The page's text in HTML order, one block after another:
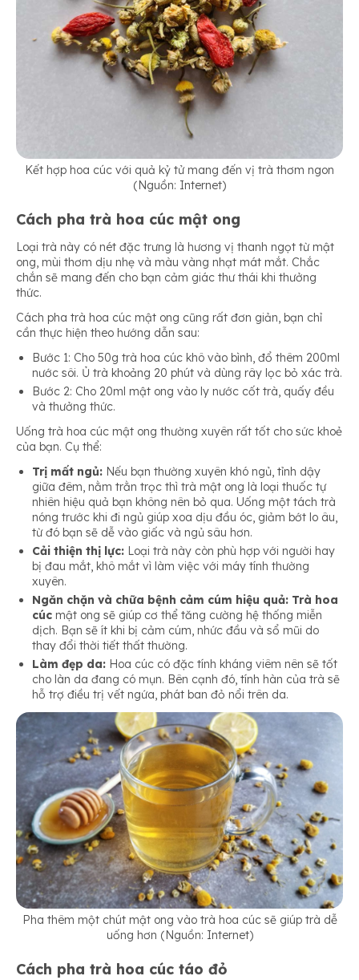
Kết hợp hoa cúc với quả kỷ tử mang đến vị trà thơm ngon
(Nguồn: Internet)
Cách pha trà hoa cúc mật ong
Loại trà này có nét đặc trưng là hương vị thanh ngọt từ mật
ong, mùi thơm dịu nhẹ và màu vàng nhạt mát mắt. Chắc
chắn sẽ mang đến cho bạn cảm giác thư thái khi thưởng
thức.
Cách pha trà hoa cúc mật ong cũng rất đơn giản, bạn chỉ
cần thực hiện theo hướng dẫn sau:
Bước 1: Cho 50g trà hoa cúc khô vào bình, đổ thêm 200ml
nước sôi. Ủ trà khoảng 20 phút và dùng rây lọc bỏ xác trà.
Bước 2: Cho 20ml mật ong vào ly nước cốt trà, quấy đều
và thưởng thức.
Uống trà hoa cúc mật ong thường xuyên rất tốt cho sức khoẻ
của bạn. Cụ thể:
Trị mất ngủ: Nếu bạn thường xuyên khó ngủ, tỉnh dậy
giữa đêm, nằm trằn trọc thì trà mật ong là loại thuốc tự
nhiên hiệu quả bạn không nên bỏ qua. Uống một tách trà
nóng trước khi đi ngủ giúp xoa dịu đầu óc, giảm bớt lo âu,
từ đó bạn sẽ dễ vào giấc và ngủ sâu hơn.
Cải thiện thị lực: Loại trà này còn phù hợp với người hay
bị đau mắt, khô mắt vì làm việc với máy tính thường
xuyên.
Ngăn chặn và chữa bệnh cảm cúm hiệu quả: Trà hoa
cúc mật ong sẽ giúp cơ thể tăng cường hệ thống miễn
dịch. Bạn sẽ ít khi bị cảm cúm, nhức đầu và sổ mũi do
thay đổi thời tiết thất thường.
Làm đẹp da: Hoa cúc có đặc tính kháng viêm nên sẽ tốt
cho làn da đang có mụn. Bên cạnh đó, tính hàn của trà sẽ
hỗ trợ điều trị vết ngứa, phát ban đỏ nổi trên da.
Pha thêm một chút mật ong vào trà hoa cúc sẽ giúp trà dễ
uống hơn (Nguồn: Internet)
Cách pha trà hoa cúc táo đỏ